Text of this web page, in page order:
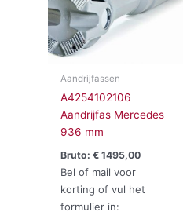
Aandrijfassen
A4254102106
Aandrijfas Mercedes
936 mm
Bruto:€ 1495,00
Bel of mail voor
korting of vul het
formulier in: